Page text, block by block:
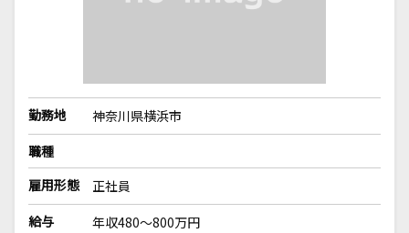
勤務地
神奈川県横浜市
職種
雇用形態
正社員
給与
年収480～800万円